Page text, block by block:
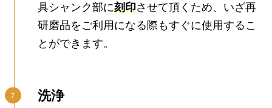
具シャンク部に刻印させて頂くため、いざ再
研磨品をご利用になる際もすぐに使用するこ
とができます。
洗浄